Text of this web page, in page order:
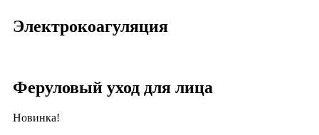
Электрокоагуляция
Феруловый уход для лица
Новинка!